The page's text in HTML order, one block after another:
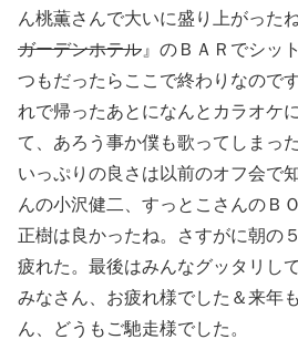
ん桃薫さんで大いに盛り上がった
ガーデンホテル』のＢＡＲでシッ
つもだったらここで終わりなので
れで帰ったあとになんとカラオケ
て、あろう事か僕も歌ってしまっ
いっぷりの良さは以前のオフ会で
んの小沢健二、すっとこさんのＢ
正樹は良かったね。さすがに朝の
疲れた。最後はみんなグッタリし
みなさん、お疲れ様でした＆来年
ん、どうもご馳走様でした。